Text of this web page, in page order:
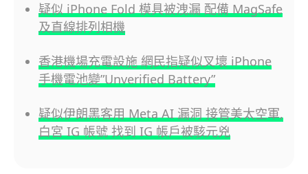
疑似 iPhone Fold 模具被洩漏 配備 MagSafe
及直線排列相機
香港機場充電設施 網民指疑似叉壞 iPhone
手機電池變”Unverified Battery”
疑似伊朗黑客用 Meta AI 漏洞 接管美太空軍,
白宮 IG 帳號 找到 IG 帳戶被駭元兇